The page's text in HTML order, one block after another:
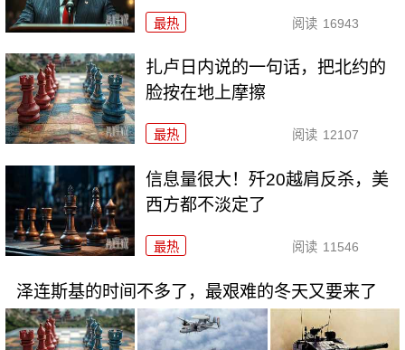
最热 阅读 16943
扎卢日内说的一句话，把北约的
脸按在地上摩擦
最热 阅读 12107
信息量很大！歼20越肩反杀，美
西方都不淡定了
最热 阅读 11546
泽连斯基的时间不多了，最艰难的冬天又要来了